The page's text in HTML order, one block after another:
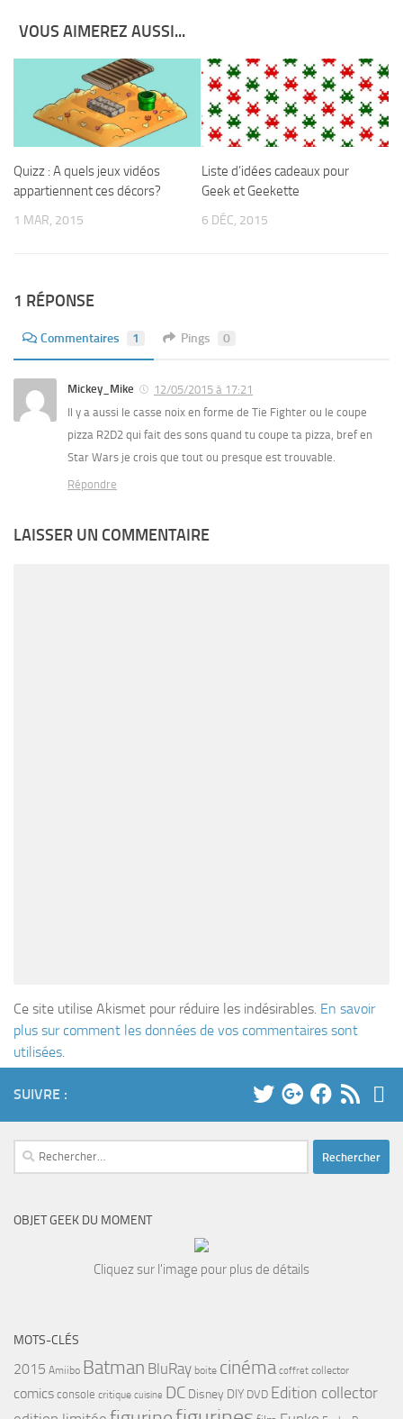
VOUS AIMEREZ AUSSI...
Quizz : A quels jeux vidéos
appartiennent ces décors?
1 MAR, 2015
Liste d’idées cadeaux pour
Geek et Geekette
6 DÉC, 2015
1 RÉPONSE
Commentaires 1 Pings 0
Mickey_Mike
12/05/2015 à 17:21
Il y a aussi le casse noix en forme de Tie Fighter ou le coupe
pizza R2D2 qui fait des sons quand tu coupe ta pizza, bref en
Star Wars je crois que tout ou presque est trouvable.
Répondre
LAISSER UN COMMENTAIRE
Ce site utilise Akismet pour réduire les indésirables. En savoir
plus sur comment les données de vos commentaires sont
utilisées.
SUIVRE :
Rechercher :
OBJET GEEK DU MOMENT
Cliquez sur l'image pour plus de détails
MOTS-CLÉS
2015 Amiibo Batman BluRay boite cinéma coffret collector
comics console critique cuisine DC Disney DIY DVD Edition collector